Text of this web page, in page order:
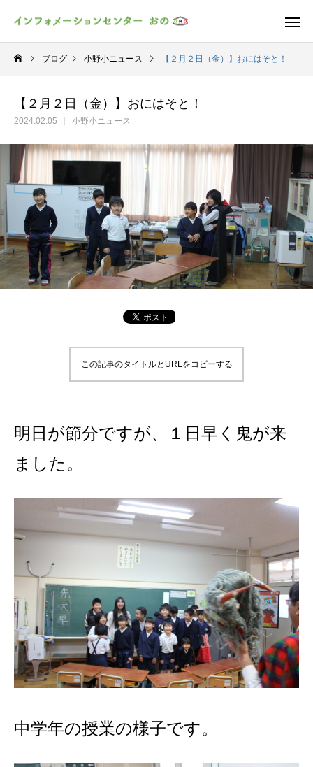
ブログ 小野小ニュース 【２月２日（金）】おにはそと！
【２月２日（金）】おにはそと！
2024.02.05 小野小ニュース
この記事のタイトルとURLをコピーする
明日が節分ですが、１日早く鬼が来
ました。
中学年の授業の様子です。